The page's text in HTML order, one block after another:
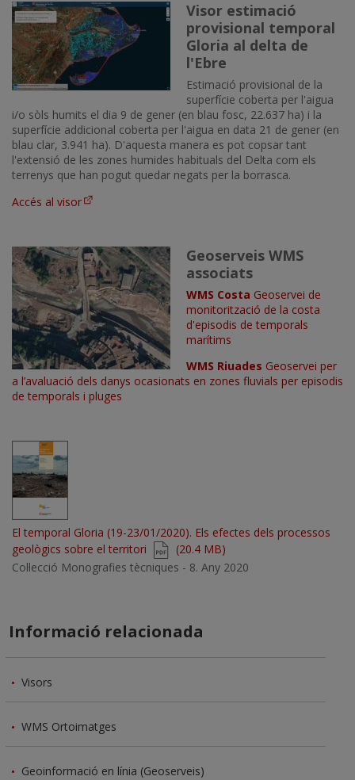
Imatge
Visor estimació
provisional temporal
Gloria al delta de
l'Ebre
Estimació provisional de la
superfície coberta per l'aigua
i/o sòls humits el dia 9 de gener (en blau fosc, 22.637 ha) i la
superfície addicional coberta per l'aigua en data 21 de gener (en
blau clar, 3.941 ha). D'aquesta manera es pot copsar tant
l'extensió de les zones humides habituals del Delta com els
terrenys que han pogut quedar negats per la borrasca.
Accés al visor
Imatge
Geoserveis WMS
associats
WMS Costa Geoservei de
monitorització de la costa
d'episodis de temporals
marítims
WMS Riuades Geoservei per
a l’avaluació dels danys ocasionats en zones fluvials per episodis
de temporals i pluges
Document
El temporal Gloria (19-23/01/2020). Els efectes dels processos
geològics sobre el territori
(20.4 MB)
Col·lecció Monografies tècniques - 8. Any 2020
Informació relacionada
Visors
WMS Ortoimatges
Geoinformació en línia (Geoserveis)